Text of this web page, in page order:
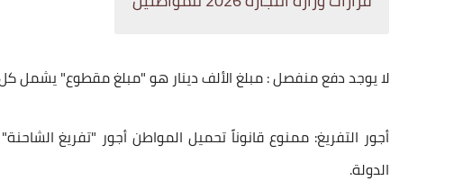
​لا يوجد دفع منفصل : مبلغ الألف دينار هو "مبلغ مقطوع" يشمل كل
​أجور التفريغ: ممنوع قانوناً تحميل المواطن أجور "تفريغ
الدولة.